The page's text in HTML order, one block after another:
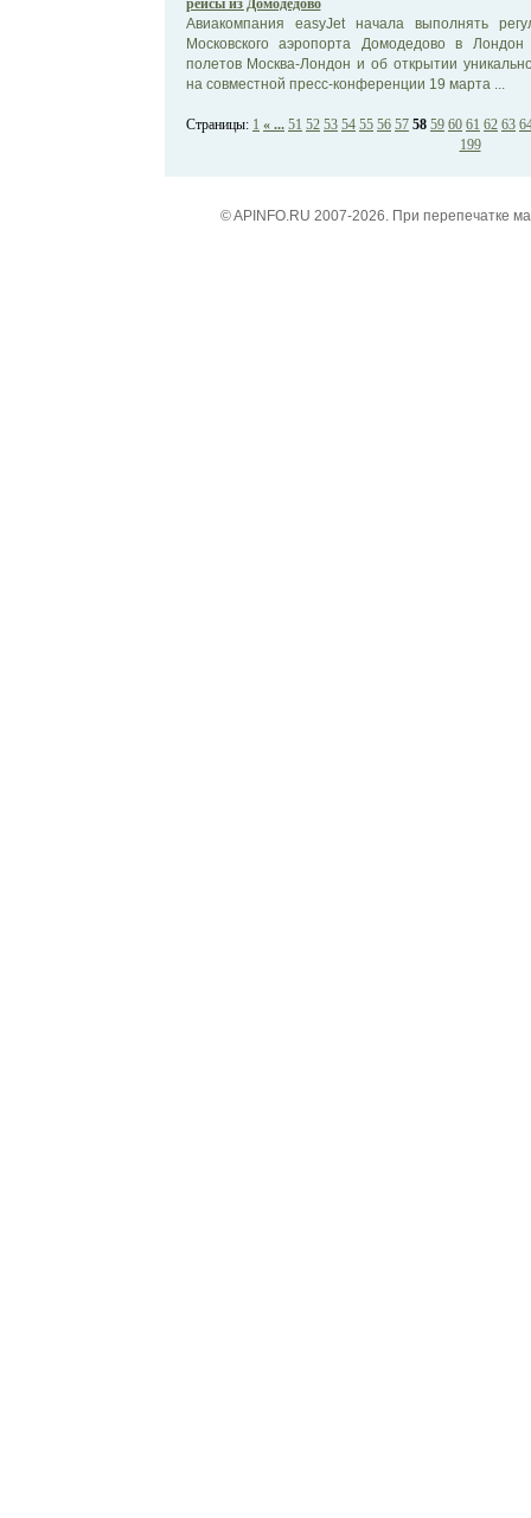
Авиакомпания easyJet начала выполнять
Московского аэропорта Домодедово в
полетов Москва-Лондон и об открытии
на совместной пресс-конференции 19 марта ...
Страницы: 1 « ... 51 52 53 54 55 56 57 58 59 60 61 62 63
199
© APINFO.RU 2007-2026. При перепечатке